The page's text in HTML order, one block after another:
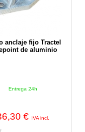
anclaje fijo Tractel
de aluminio
Entrega 24h
€ IVA incl.